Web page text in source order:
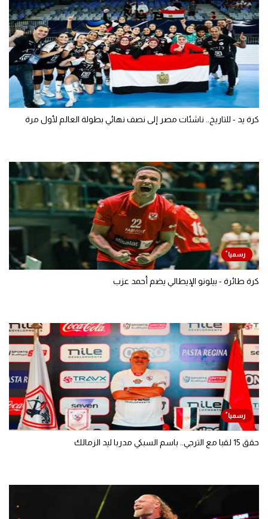
كرة يد - للتاريخ.. ناشئات مصر إلى نصف نهائي بطولة العالم لأول مرة
كرة طائرة - بيلونو الإيطالي يضم أحمد عزب
حقق 15 لقبا مع الترجي.. باسم السبكي مدربا ليد الزمالك